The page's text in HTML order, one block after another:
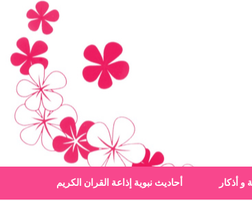
و أذكار أحاديث نبوية إذاعة القران الكريم